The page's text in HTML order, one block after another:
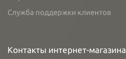
Служба поддержки клиентов
Контакты интернет-магазина